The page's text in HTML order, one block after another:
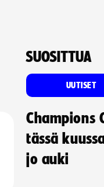
SUOSITTUA
UUTISET
Champions
tässä
jo auki